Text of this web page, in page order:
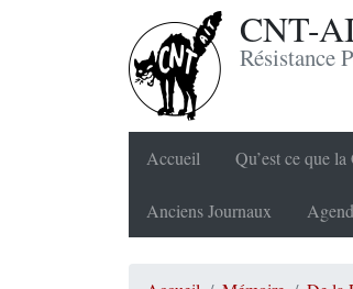
CNT-
Résistance
Accueil Qu’est ce que
Anciens Journaux